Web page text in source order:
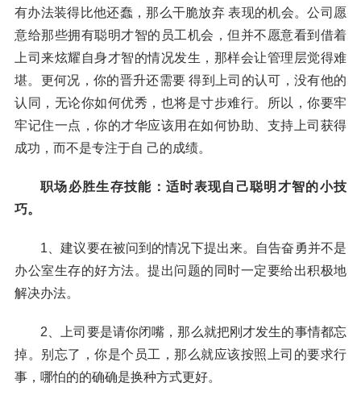
有办法装得比他还蠢，那么干脆放弃 表现的机会。公司愿
意给那些拥有聪明才智的员工机会，但并不愿意看到借着
上司来炫耀自身才智的情况发生，那样会让管理层觉得难
堪。更何况，你的晋升还需要 得到上司的认可，没有他的
认同，无论你如何优秀，也将是寸步难行。所以，你要牢
牢记住一点，你的才华应该用在如何协助、支持上司获得
成功，而不是专注于自 己的成绩。
职场必胜生存技能：适时表现自己聪明才智的小技
巧。
1、建议要在被问到的情况下提出来。自告奋勇并不是
办公室生存的好方法。提出问题的同时一定要给出积极地
解决办法。
2、上司要是请你闭嘴，那么就把刚才发生的事情都忘
掉。别忘了，你是个员工，那么就应该按照上司的要求行
事，哪怕的的确确是换种方式更好。